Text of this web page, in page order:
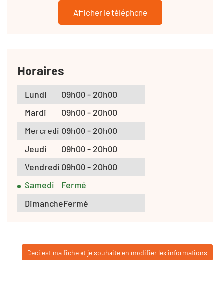
Afficher le téléphone
Horaires
Lundi
09h00 - 20h00
Mardi
09h00 - 20h00
Mercredi 09h00 - 20h00
Jeudi
09h00 - 20h00
Vendredi 09h00 - 20h00
Samedi
Fermé
DimancheFermé
Ceci est ma fiche et je souhaite en modifier les informations